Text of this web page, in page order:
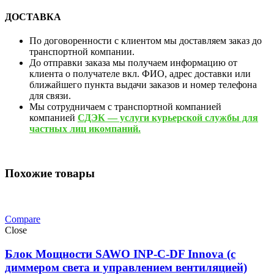
ДОСТАВКА
По договоренности с клиентом мы доставляем заказ до
транспортной компании.
До отправки заказа мы получаем информацию от
клиента о получателе вкл. ФИО, адрес доставки или
ближайшего пункта выдачи заказов и номер телефона
для связи.
Мы сотрудничаем с транспортной компанией
компанией СДЭК — услуги курьерской службы для
частных лиц икомпаний.
Похожие товары
Compare
Close
Блок Мощности SAWO INP-C-DF Innova (c
диммером света и управлением вентиляцией)